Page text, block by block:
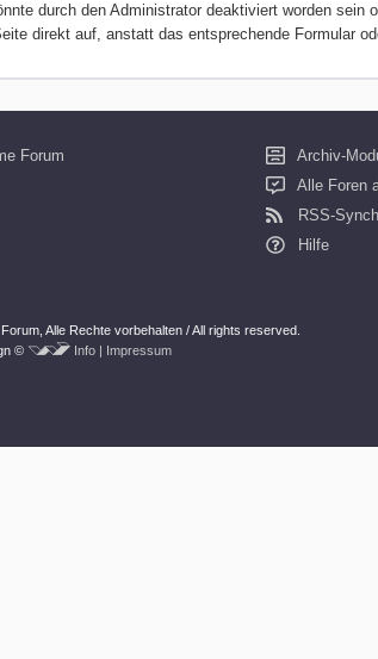
durch den Administrator deaktiviert worden sein
direkt auf, anstatt das entsprechende Formular
Forum
Archiv-
Alle Foren
RSS-
Hilfe
Alle Rechte vorbehalten /All rights reserved.
© Info | Impressum